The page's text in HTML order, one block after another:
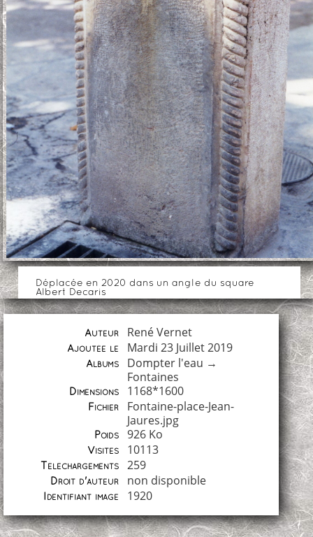
Déplacée en 2020 dans un angle du square
Albert Decaris
Auteur René Vernet
Ajoutée le Mardi 23 Juillet 2019
Albums Dompter l'eau →
Fontaines
Dimensions 1168*1600
Fichier
Fontaine-place-Jean-
Jaures.jpg
Poids 926 Ko
Visites 10113
Téléchargements 259
Droit d'auteur non disponible
Identifiant image 1920